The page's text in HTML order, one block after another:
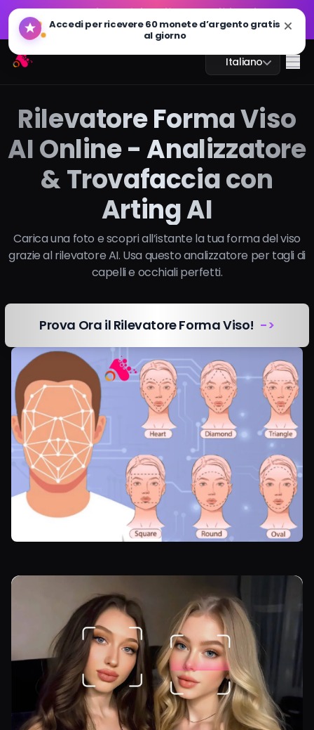
🔥GPT Immagine 2.0 è live: più veloce, più intelligente e
pronto per il 4K. Provalo ora
Arting AI Italiano
Chat AI
AI Studio
Immagine AI
Video AI
Prezzi
Accedi
🔥GPT Immagine 2.0 è live: più veloce, più intelligente e
Rilevatore Forma Viso
AI Online - Analizzatore
& Trovafaccia con
Arting AI
Carica una foto e scopri all’istante la tua forma del viso
grazie al rilevatore AI. Usa questo analizzatore per tagli di
capelli e occhiali perfetti.
Prova Ora il Rilevatore Forma Viso! ->